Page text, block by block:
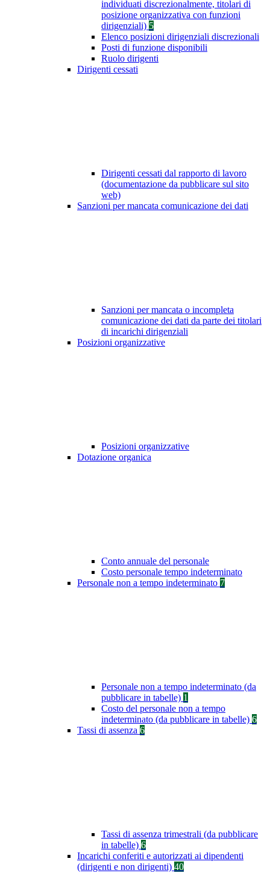
individuati discrezionalmente, titolari di
posizione organizzativa con funzioni
dirigenziali) 5
Elenco posizioni dirigenziali discrezionali
Posti di funzione disponibili
Ruolo dirigenti
Dirigenti cessati
Dirigenti cessati dal rapporto di lavoro
(documentazione da pubblicare sul sito
web)
Sanzioni per mancata comunicazione dei dati
Sanzioni per mancata o incompleta
comunicazione dei dati da parte dei titolari
di incarichi dirigenziali
Posizioni organizzative
Posizioni organizzative
Dotazione organica
Conto annuale del personale
Costo personale tempo indeterminato
Personale non a tempo indeterminato 7
Personale non a tempo indeterminato (da
pubblicare in tabelle) 1
Costo del personale non a tempo
indeterminato (da pubblicare in tabelle) 6
Tassi di assenza 6
Tassi di assenza trimestrali (da pubblicare
in tabelle) 6
Incarichi conferiti e autorizzati ai dipendenti
(dirigenti e non dirigenti) 40